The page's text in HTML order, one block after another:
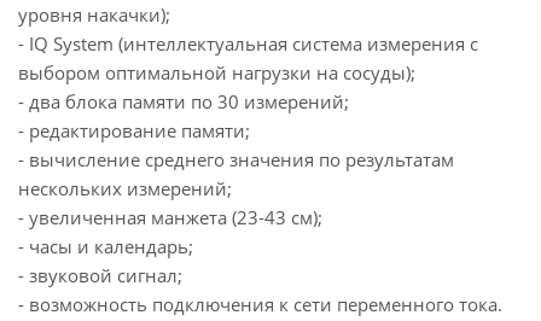
уровня накачки);
- IQ System (интеллектуальная система измерения с
выбором оптимальной нагрузки на сосуды);
- два блока памяти по 30 измерений;
- редактирование памяти;
- вычисление среднего значения по результатам
нескольких измерений;
- увеличенная манжета (23-43 см);
- часы и календарь;
- звуковой сигнал;
- возможность подключения к сети переменного тока.